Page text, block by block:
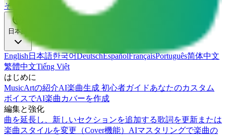
その他のツール
日本語
English 日本語한국어DeutschEspañolFrançaisPortuguês简体中文
繁體中文Tiếng Việt
はじめに
MusicArtの紹介AI楽曲生成 初心者ガイドあなたのカスタム
ボイスでAI楽曲カバーを作成
編集と強化
曲を延長し、新しいセクションを追加する歌詞を更新または
楽曲スタイルを変更（Cover機能） AIマスタリングで楽曲の